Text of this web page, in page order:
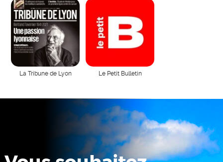
La Tribune de Lyon Le Petit Bulletin